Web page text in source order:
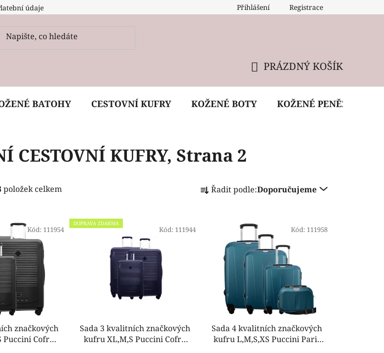
údaje Reklamační podmínky
Přihlášení Registrace
KOŠÍK
PRÁZDNÝ KOŠÍK
BATOHY CESTOVNÍ KUFRY KOŽENÉ BOTY KOŽENÉ PENĚŽENKY
CESTOVNÍ KUFRY, Strana 2
položek celkem a Řadit podle:Doporučujeme
značkových
Puccini Cofru
Kód: 111954
DOPRAVA ZDARMA
Sada 3 kvalitních značkových
kufru XL,M,S Puccini Cofru
Kód: 111944
Sada 4 kvalitních značkových
kufru L,M,S,XS Puccini Paris
Kód: 111958